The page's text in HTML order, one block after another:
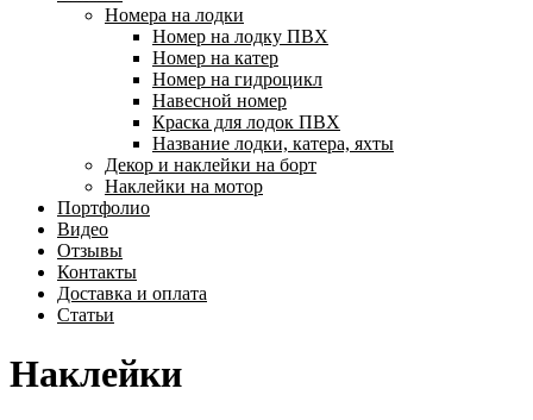
Номера на лодки
Номер на лодку ПВХ
Номер на катер
Номер на гидроцикл
Навесной номер
Краска для лодок ПВХ
Название лодки, катера, яхты
Декор и наклейки на борт
Наклейки на мотор
Портфолио
Видео
Отзывы
Контакты
Доставка и оплата
Статьи
Наклейки